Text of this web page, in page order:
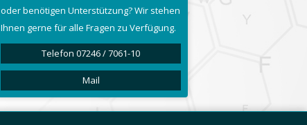
oder benötigen Unterstützung? Wir stehen
Ihnen gerne für alle Fragen zu Verfügung.
Telefon 07246 / 7061-10
Mail